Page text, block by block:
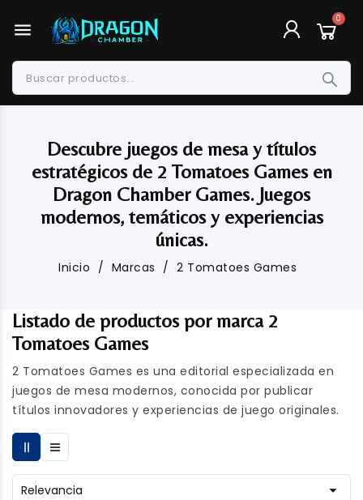
menu
Descubre juegos de mesa y títulos
estratégicos de 2 Tomatoes Games en
Dragon Chamber Games. Juegos
modernos, temáticos y experiencias
únicas.
Inicio Marcas 2 Tomatoes Games
Listado de productos por marca 2
Tomatoes Games
2 Tomatoes Games es una editorial especializada en
juegos de mesa modernos, conocida por publicar
títulos innovadores y experiencias de juego originales.
Relevancia 